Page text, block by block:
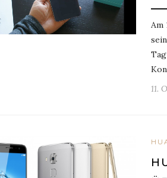
Am
11.